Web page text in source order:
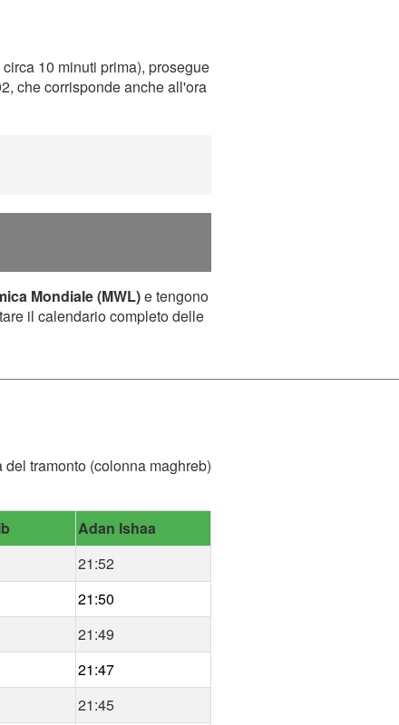
circa 10 minuti prima), prosegue
che corrisponde anche all'ora
Mondiale (MWL)e tengono
il calendario completo delle
tramonto (colonna maghreb)
Adan Ishaa
21:52
21:50
21:49
21:47
21:45